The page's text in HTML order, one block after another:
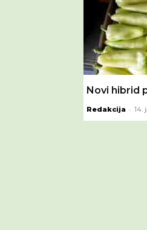
Novi hibrid
Redakcija - 14.